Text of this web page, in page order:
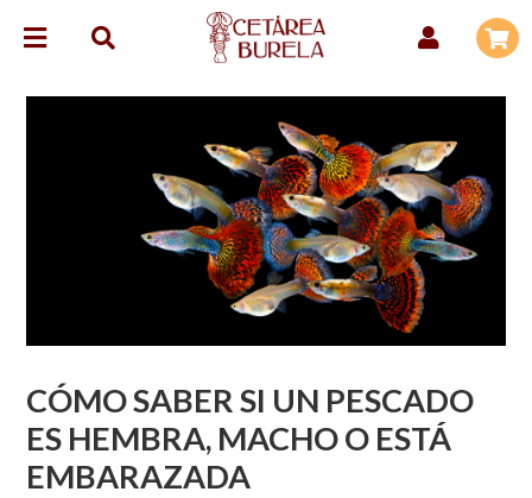
CÓMO SABER SI UN PESCADO
ES HEMBRA, MACHO O ESTÁ
EMBARAZADA